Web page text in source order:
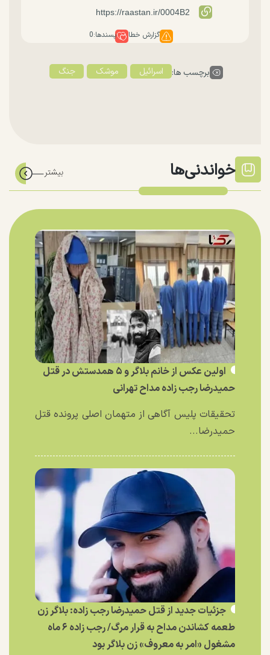
گزارش خطا پسندها:0
برچسب ها: اسرائیل موشک جنگ
خواندنی‌ها
اولین عکس از خانم بلاگر و ۵ همدستش در قتل
حمیدرضا رجب زاده مداح تهرانی
تحقیقات پلیس آگاهی از متهمان اصلی پرونده قتل
حمیدرضا...
جزئیات جدید از قتل حمیدرضا رجب زاده: بلاگر زن
طعمه کشاندن مداح به قرار مرگ/ رجب زاده ۶ ماه
مشغول «امر به معروف» زن بلاگر بود